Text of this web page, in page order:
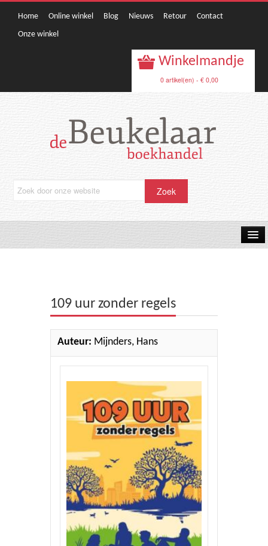
Home Online winkel Blog Nieuws Retour
Contact
Onze winkel
Winkelmandje
0 artikel(en) - € 0,00
Ethiek en Pastoraal
Kinderen en Jeugd
109 uur zonder regels
Auteur: Mijnders, Hans